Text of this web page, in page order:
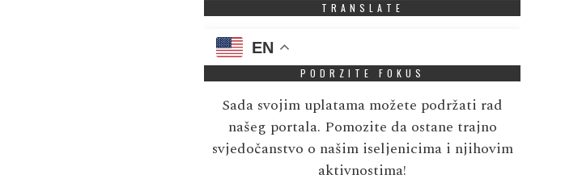
TRANSLATE
EN
PODRZITE FOKUS
Sada svojim uplatama možete podržati rad
našeg portala. Pomozite da ostane trajno
svjedočanstvo o našim iseljenicima i njihovim
aktivnostima!